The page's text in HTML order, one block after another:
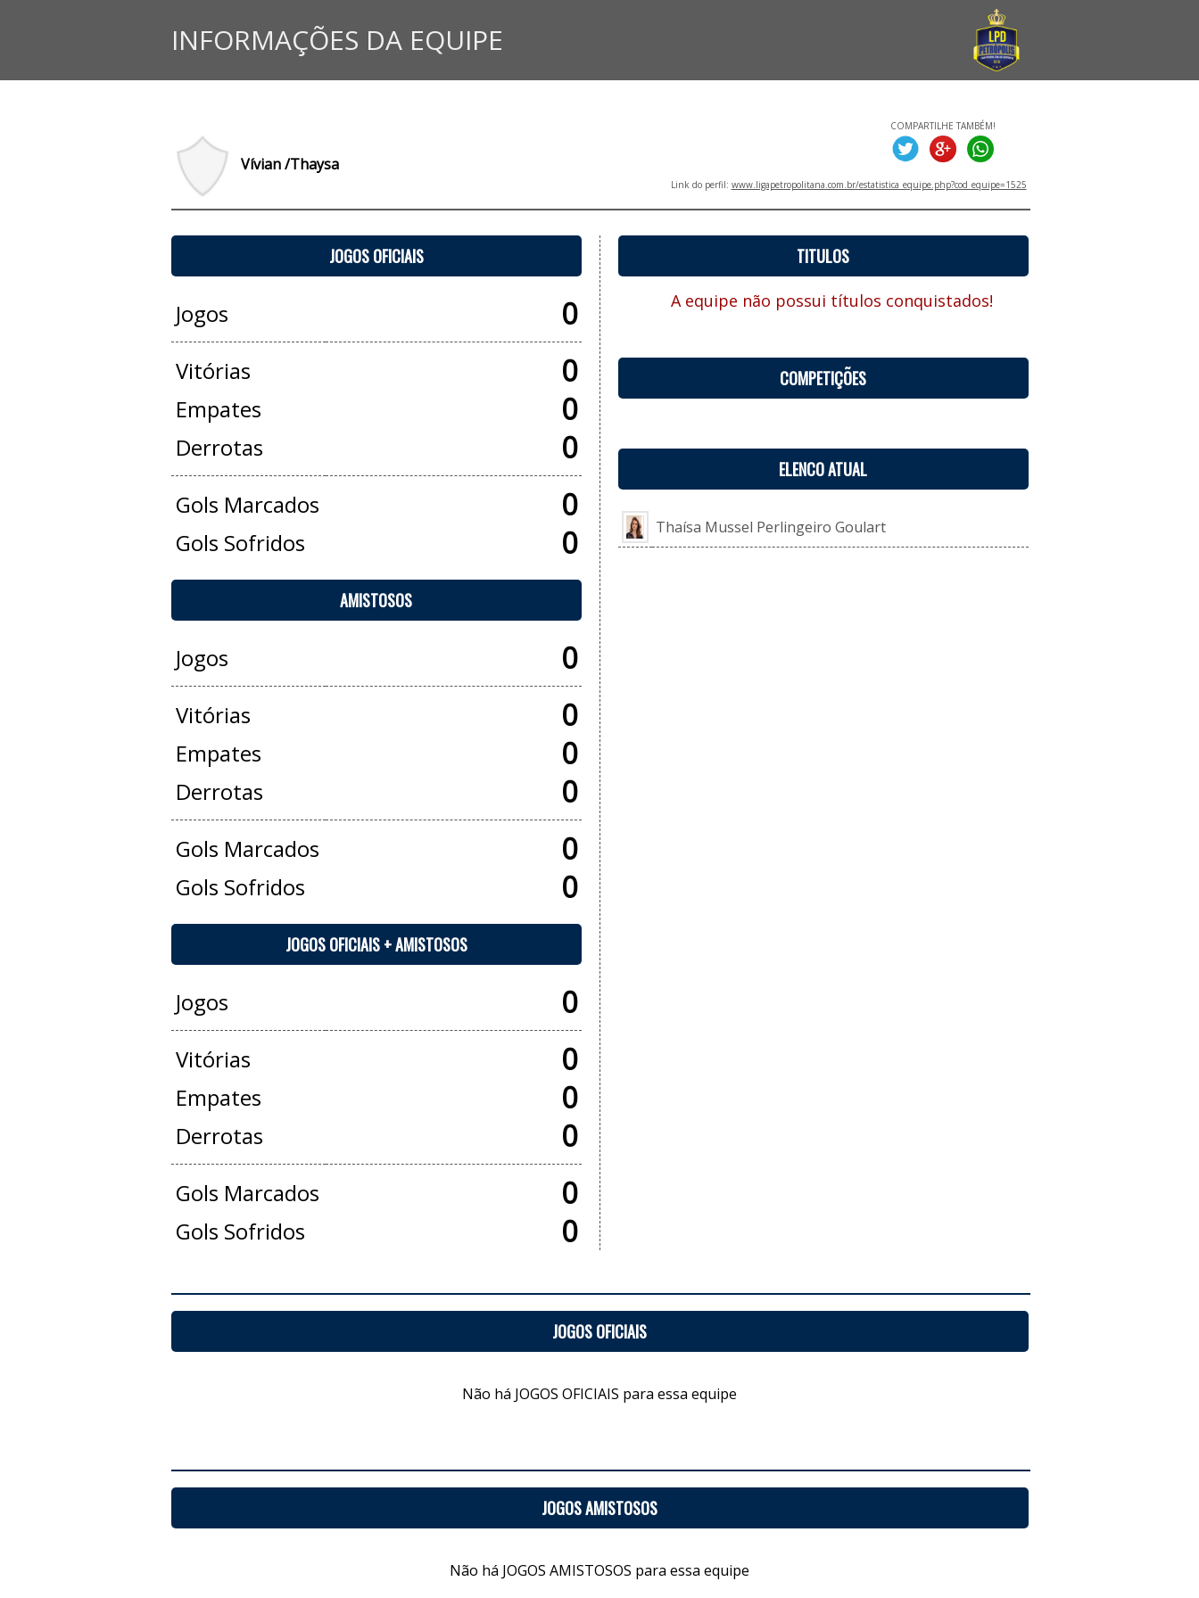
INFORMAÇÕES DA EQUIPE
Vívian /Thaysa
COMPARTILHE TAMBÉM!
Link do perfil: www.ligapetropolitana.com.br/estatistica_equipe.php?cod_equipe=1525
JOGOS OFICIAIS
Jogos 0
Vitórias 0
Empates 0
Derrotas 0
Gols Marcados 0
Gols Sofridos 0
AMISTOSOS
Jogos 0
Vitórias 0
Empates 0
Derrotas 0
Gols Marcados 0
Gols Sofridos 0
JOGOS OFICIAIS + AMISTOSOS
Jogos 0
Vitórias 0
Empates 0
Derrotas 0
Gols Marcados 0
Gols Sofridos 0
TITULOS
A equipe não possui títulos conquistados!
COMPETIÇÕES
ELENCO ATUAL
Thaísa Mussel Perlingeiro Goulart
JOGOS OFICIAIS
Não há JOGOS OFICIAIS para essa equipe
JOGOS AMISTOSOS
Não há JOGOS AMISTOSOS para essa equipe